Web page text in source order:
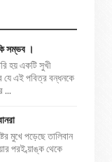
সম্ভব ।
হয় একটি সুখী
যে এই পবিত্র বন্ধনকে
...
মুখে পড়েছে তালিবান
পরই ব্য়াঙ্ক থেকে